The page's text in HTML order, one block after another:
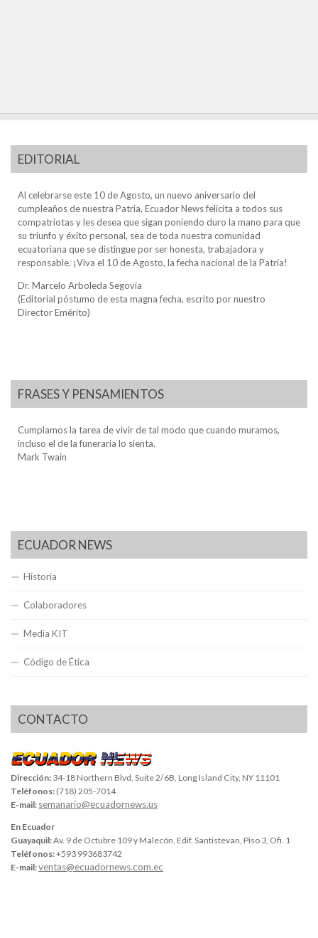
EDITORIAL
Al celebrarse este 10 de Agosto, un nuevo aniversario del
cumpleaños de nuestra Patria, Ecuador News felicita a todos sus
compatriotas y les desea que sigan poniendo duro la mano para que
su triunfo y éxito personal, sea de toda nuestra comunidad
ecuatoriana que se distingue por ser honesta, trabajadora y
responsable. ¡Viva el 10 de Agosto, la fecha nacional de la Patria!
Dr. Marcelo Arboleda Segovia
(Editorial póstumo de esta magna fecha, escrito por nuestro
Director Emérito)
FRASES Y PENSAMIENTOS
Cumplamos la tarea de vivir de tal modo que cuando muramos,
incluso el de la funeraria lo sienta.
Mark Twain
ECUADOR NEWS
Historia
Colaboradores
Media KIT
Código de Ética
CONTACTO
Dirección: 34-18 Northern Blvd, Suite 2/6B, Long Island City, NY 11101
Teléfonos: (718) 205-7014
E-mail: semanario@ecuadornews.us
En Ecuador
Guayaquil:Av. 9 de Octubre 109 y Malecón, Edif. Santistevan, Piso 3, Ofi. 1
Teléfonos:+593 993683742
E-mail:ventas@ecuadornews.com.ec